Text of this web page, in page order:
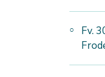
Fv.